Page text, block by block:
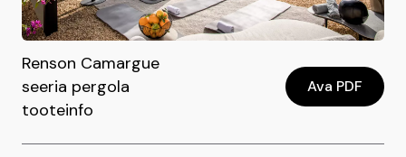
Renson Camargue
seeria pergola
tooteinfo
Ava PDF